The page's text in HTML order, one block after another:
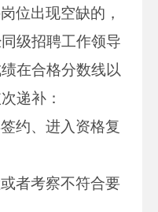
位出现空缺的，
级招聘工作领导
在合格分数线以
递补：
约、进入资格复
者考察不符合要